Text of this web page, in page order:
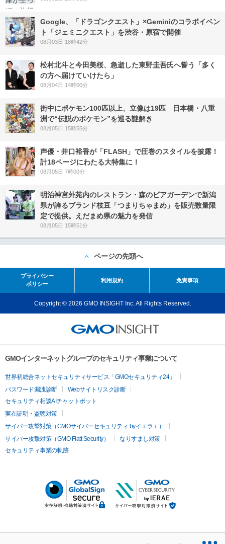
Google、「ドラゴンクエスト」×Geminiのコラボイベン
ト「ジェミニクエスト」を渋谷・原宿で開催
08月03日 18時42分
松村北斗と今田美桜、急逝した東野圭吾氏へ誓う「多く
の方へ届けていけたら」
08月04日 14時00分
街中にポケモン100匹以上、立像は19匹 日本橋・八重
洲で“伝説のポケモン”を巡る謎解き
08月05日 15時55分
声優・井口裕香が「FLASH」で圧巻のスタイルを披露！
計18ページにわたる大特集に！
08月05日 7時00分
明治神宮外苑内のレストラン・森のビアガーデンで新潟
県が誇るブランド枝豆「つまりちゃまめ」を販売数量限
定で提供。えだまめ県の魅力を発信
08月05日 15時51分
ページの先頭へ
プライバシー
ポリシー
利用規約 免責事項
Copyright © 2026 GMO INSIGHT Inc. All Rights Reserved.
GMOインターネットグループのセキュリティ事業について
世界初総合ネットセキュリティサービス「GMOセキュリティ24」
パスワード漏洩診断
Webサイトリスク診断
セキュリティ相談AIチャットボット
実在証明・盗聴対策
サイバー攻撃対策（GMOサイバーセキュリティ byイエラエ）
サイバー攻撃対策（GMO Flatt Security）
なりすまし対策
セキュリティ事業の軌跡